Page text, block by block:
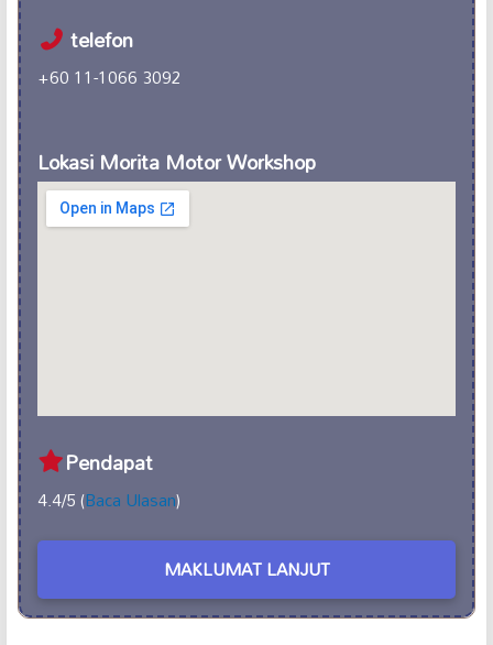
telefon
+60 11-1066 3092
Lokasi Morita Motor Workshop
Pendapat
4.4/5 (Baca Ulasan)
MAKLUMAT LANJUT